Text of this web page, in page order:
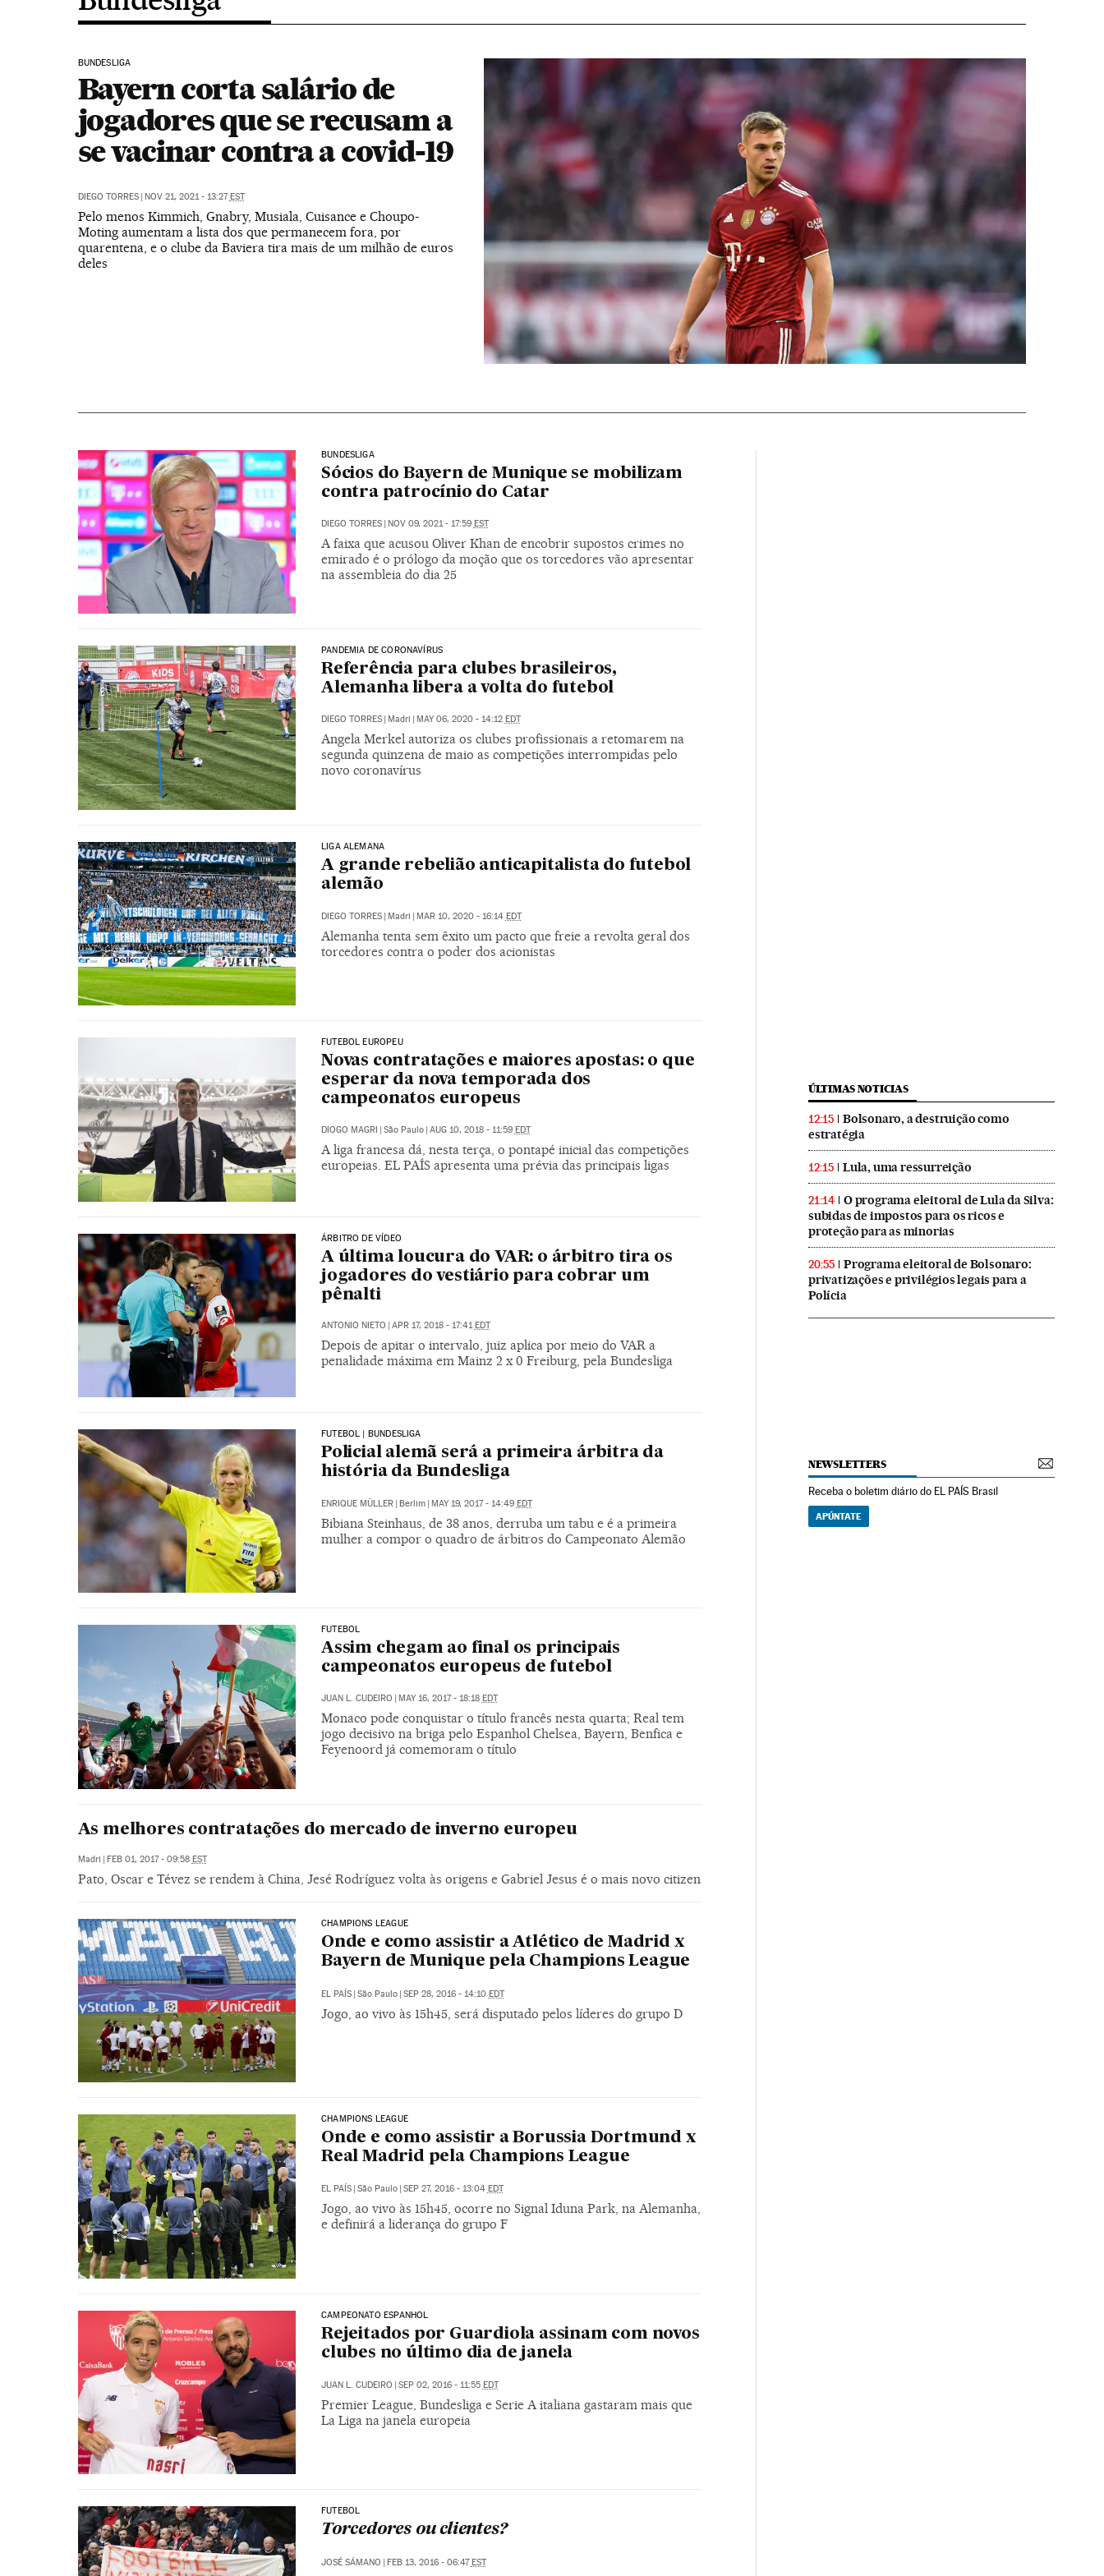
BUNDESLIGA
Bayern corta salário de
jogadores que se recusam a
se vacinar contra a covid-19
DIEGO TORRES | NOV 21, 2021 - 13:27EST
Pelo menos Kimmich, Gnabry, Musiala, Cuisance e Choupo-
Moting aumentam a lista dos que permanecem fora, por
quarentena, e o clube da Baviera tira mais de um milhão de euros
deles
BUNDESLIGA
Sócios do Bayern de Munique se mobilizam
contra patrocínio do Catar
DIEGO TORRES | NOV 09, 2021 - 17:59 EST
A faixa que acusou Oliver Khan de encobrir supostos crimes no
emirado é o prólogo da moção que os torcedores vão apresentar
na assembleia do dia 25
PANDEMIA DE CORONAVÍRUS
Referência para clubes brasileiros,
Alemanha libera a volta do futebol
DIEGO TORRES Madri MAY 06, 2020 - 14:12 EDT
Angela Merkel autoriza os clubes profissionais a retomarem na
segunda quinzena de maio as competições interrompidas pelo
novo coronavírus
LIGA ALEMANA
A grande rebelião anticapitalista do futebol
alemão
DIEGO TORRES | Madri | MAR 10, 2020 - 16:14 EDT
Alemanha tenta sem êxito um pacto que freie a revolta geral dos
torcedores contra o poder dos acionistas
FUTEBOL EUROPEU
Novas contratações e maiores apostas: o que
esperar da nova temporada dos
campeonatos europeus
DIOGO MAGRI | São Paulo | AUG 10, 2018 - 11:59 EDT
A liga francesa dá, nesta terça, o pontapé inicial das competições
europeias. EL PAÍS apresenta uma prévia das principais ligas
ÁRBITRO DE VÍDEO
A última loucura do VAR: o árbitro tira os
jogadores do vestiário para cobrar um
pênalti
ANTONIO NIETO APR 17, 2018 - 17:41 EDT
Depois de apitar o intervalo, juiz aplica por meio do VAR a
penalidade máxima em Mainz 2 x 0 Freiburg, pela Bundesliga
FUTEBOL | BUNDESLIGA
Policial alemã será a primeira árbitra da
história da Bundesliga
ENRIQUE MÜLLER | Berlim | MAY 19, 2017 - 14:49 EDT
Bibiana Steinhaus, de 38 anos, derruba um tabu e é a primeira
mulher a compor o quadro de árbitros do Campeonato Alemão
FUTEBOL
Assim chegam ao final os principais
campeonatos europeus de futebol
JUAN L. CUDEIRO MAY 16, 2017 - 18:18 EDT
Monaco pode conquistar o título francês nesta quarta; Real tem
jogo decisivo na briga pelo Espanhol Chelsea, Bayern, Benfica e
Feyenoord já comemoram o título
As melhores contratações do mercado de inverno europeu
Madri | FEB 01, 2017 - 09:58 EST
Pato, Oscar e Tévez se rendem à China, Jesé Rodríguez volta às origens e Gabriel Jesus é o mais novo citizen
CHAMPIONS LEAGUE
Onde e como assistir a Atlético de Madrid x
Bayern de Munique pela Champions League
EL PAÍS | São Paulo | SEP 28, 2016 - 14:10 EDT
Jogo, ao vivo às 15h45, será disputado pelos líderes do grupo D
CHAMPIONS LEAGUE
Onde e como assistir a Borussia Dortmund x
Real Madrid pela Champions League
EL PAÍS São Paulo SEP 27, 2016 - 13:04 EDT
Jogo, ao vivo às 15h45, ocorre no Signal Iduna Park, na Alemanha,
e definirá a liderança do grupo F
CAMPEONATO ESPANHOL
Rejeitados por Guardiola assinam com novos
clubes no último dia de janela
JUAN L. CUDEIRO | SEP 02, 2016 - 11:55 EDT
Premier League, Bundesliga e Serie A italiana gastaram mais que
La Liga na janela europeia
FUTEBOL
Torcedores ou clientes?
JOSÉ SÁMANO | FEB 13, 2016 - 06:47EST
ÚLTIMAS NOTICIAS
12:15
Bolsonaro, a destruição como
estratégia
12:15 Lula, uma ressurreição
21:14
O programa eleitoral de Lula da Silva:
subidas de impostos para os ricos e
proteção para as minorias
20:55
Programa eleitoral de Bolsonaro:
privatizações e privilégios legais para a
Polícia
NEWSLETTERS
Receba o boletim diário do EL PAÍS Brasil
APÚNTATE